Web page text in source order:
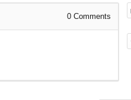
0 Comments